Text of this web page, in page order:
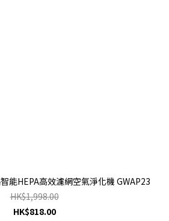
能HEPA高效濾網空氣淨化機 GWAP23
HK$1,998.00
HK$818.00